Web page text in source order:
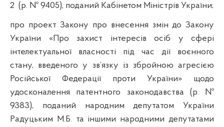
2 (р. № 9405), поданий Кабінетом Міністрів України;
про проект Закону про внесення змін до Закону
України «Про захист інтересів осіб у сфері
інтелектуальної власності під час дії воєнного
стану, введеного у зв’язку із збройною агресією
Російської Федерації проти України» щодо
удосконалення патентного законодавства (р. №
9383), поданий народним депутатом України
Радуцьким М.Б. та іншими народними депутатами